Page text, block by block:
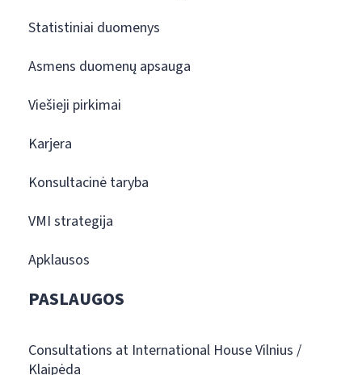
Statistiniai duomenys
Asmens duomenų apsauga
Viešieji pirkimai
Karjera
Konsultacinė taryba
VMI strategija
Apklausos
PASLAUGOS
Consultations at International House Vilnius /
Klaipėda